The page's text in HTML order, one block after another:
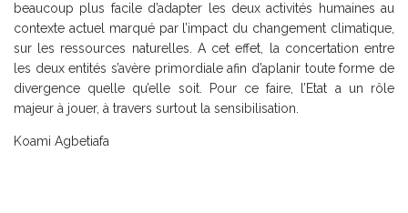
beaucoup plus facile d’adapter les deux activités humaines au
contexte actuel marqué par l’impact du changement climatique,
sur les ressources naturelles. A cet effet, la concertation entre
les deux entités s’avère primordiale afin d’aplanir toute forme de
divergence quelle qu’elle soit. Pour ce faire, l’Etat a un rôle
majeur à jouer, à travers surtout la sensibilisation.
Koami Agbetiafa